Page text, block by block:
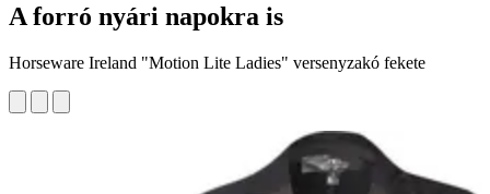
A forró nyári napokra is
Horseware Ireland "Motion Lite Ladies" versenyzakó fekete